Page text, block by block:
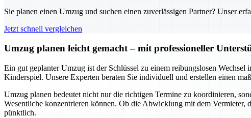
Sie planen einen Umzug und suchen einen zuverlässigen Partner? Unser
Jetzt schnell vergleichen
Umzug planen leicht gemacht – mit professioneller
Ein gut geplanter Umzug ist der Schlüssel zu einem reibungslosen
Kinderspiel. Unsere Experten beraten Sie individuell und erstellen einen
Umzug planen bedeutet nicht nur die richtigen Termine zu koordinieren,
Wesentliche konzentrieren können. Ob die Abwicklung mit dem Vermieter,
pünktlich.